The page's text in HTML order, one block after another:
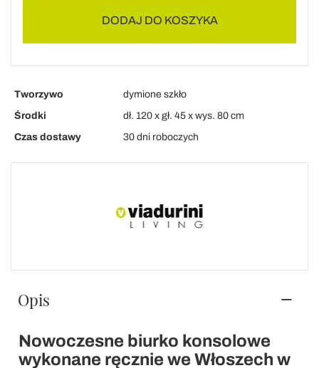
DODAJ DO KOSZYKA
Tworzywo
dymione szkło
Środki
dł. 120 x gł. 45 x wys. 80 cm
Czas dostawy
30 dni roboczych
Opis
Nowoczesne biurko konsolowe
wykonane ręcznie we Włoszech w